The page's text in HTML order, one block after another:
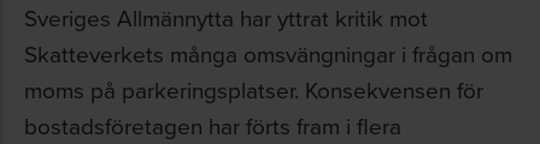
Sveriges Allmännytta har yttrat kritik mot
Skatteverkets många omsvängningar i frågan om
moms på parkeringsplatser. Konsekvensen för
bostadsföretagen har förts fram i flera